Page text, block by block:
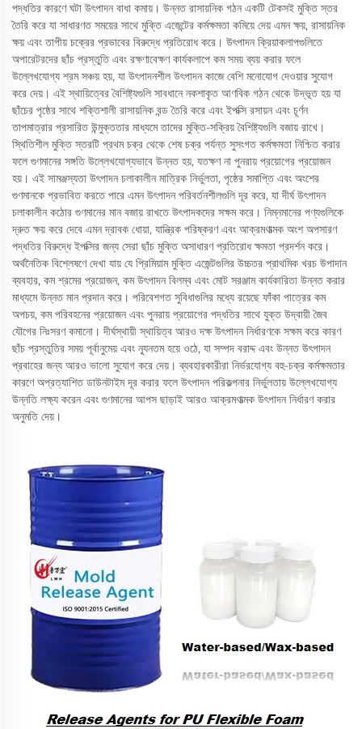
পদ্ধতির কারণে ঘটা উৎপাদন বাধা কমায়। উন্নত রাসায়নিক গঠন একটি টেকসই মুক্তি স্তর
তৈরি করে যা সাধারণত সময়ের সাথে মুক্তি এজেন্টের কর্মক্ষমতা কমিয়ে দেয় এমন ক্ষয়, রাসায়নিক
ক্ষয় এবং তাপীয় চক্রের প্রভাবের বিরুদ্ধে প্রতিরোধ করে। উৎপাদন ক্রিয়াকলাপগুলিতে
অপারেটরদের ছাঁচ প্রস্তুতি এবং রক্ষণাবেক্ষণ কার্যকলাপে কম সময় ব্যয় করার ফলে
উল্লেখযোগ্য শ্রম সঞ্চয় হয়, যা উৎপাদনশীল উৎপাদন কাজে বেশি মনোযোগ দেওয়ার সুযোগ
করে দেয়। এই স্থায়িত্বের বৈশিষ্ট্যগুলি সাবধানে নকশাকৃত আণবিক গঠন থেকে উদ্ভূত হয় যা
ছাঁচের পৃষ্ঠের সাথে শক্তিশালী রাসায়নিক বন্ড তৈরি করে এবং ইপক্সি রসায়ন এবং চূর্ণন
তাপমাত্রার প্রসারিত উন্মুক্ততার মাধ্যমে তাদের মুক্তি-সক্রিয় বৈশিষ্ট্যগুলি বজায় রাখে।
স্থিতিশীল মুক্তি স্তরটি প্রথম চক্র থেকে শেষ চক্র পর্যন্ত সুসংগত কর্মক্ষমতা নিশ্চিত করার
ফলে গুণমানের সঙ্গতি উল্লেখযোগ্যভাবে উন্নত হয়, যতক্ষণ না পুনরায় প্রয়োগের প্রয়োজন
হয়। এই সামঞ্জস্যতা উৎপাদন চলাকালীন মাত্রিক নির্ভুলতা, পৃষ্ঠের সমাপ্তি এবং অংশের
গুণমানকে প্রভাবিত করতে পারে এমন উৎপাদন পরিবর্তনশীলগুলি দূর করে, যা দীর্ঘ উৎপাদন
চলাকালীন কঠোর গুণমানের মান বজায় রাখতে উৎপাদকদের সক্ষম করে। নিম্নমানের পণ্যগুলিকে
দ্রুত ক্ষয় করে দেবে এমন দ্রাবক ধোয়া, যান্ত্রিক পরিষ্করণ এবং আক্রমণাত্মক অংশ অপসারণ
পদ্ধতির বিরুদ্ধে ইপক্সির জন্য সেরা ছাঁচ মুক্তি অসাধারণ প্রতিরোধ ক্ষমতা প্রদর্শন করে।
অর্থনৈতিক বিশ্লেষণে দেখা যায় যে প্রিমিয়াম মুক্তি এজেন্টগুলির উচ্চতর প্রাথমিক খরচ উপাদান
ব্যবহার, কম শ্রমের প্রয়োজন, কম উৎপাদন বিলম্ব এবং মোট সরঞ্জাম কার্যকারিতা উন্নত করার
মাধ্যমে উন্নত মান প্রদান করে। পরিবেশগত সুবিধাগুলির মধ্যে রয়েছে ফাঁকা পাত্রের কম
অপচয়, কম পরিবহনের প্রয়োজন এবং পুনরায় প্রয়োগের পদ্ধতির সাথে যুক্ত উদ্বায়ী জৈব
যৌগের নিঃসরণ কমানো। দীর্ঘস্থায়ী স্থায়িত্ব আরও দক্ষ উৎপাদন নির্ধারণকে সক্ষম করে কারণ
ছাঁচ প্রস্তুতির সময় পূর্বানুমেয় এবং ন্যূনতম হয়ে ওঠে, যা সম্পদ বরাদ্দ এবং উন্নত উৎপাদন
প্রবাহের জন্য আরও ভালো সুযোগ করে দেয়। ব্যবহারকারীরা নির্ভরযোগ্য বহু-চক্র কর্মক্ষমতার
কারণে অপ্রত্যাশিত ডাউনটাইম দূর করার ফলে উৎপাদন পরিকল্পনার নির্ভুলতায় উল্লেখযোগ্য
উন্নতি লক্ষ্য করেন এবং গুণমানের আপস ছাড়াই আরও আক্রমণাত্মক উৎপাদন নির্ধারণ করার
অনুমতি দেয়।